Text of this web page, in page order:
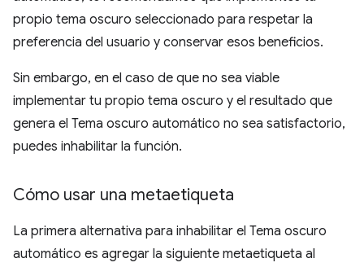
propio tema oscuro seleccionado para respetar la
preferencia del usuario y conservar esos beneficios.
Sin embargo, en el caso de que no sea viable
implementar tu propio tema oscuro y el resultado que
genera el Tema oscuro automático no sea satisfactorio,
puedes inhabilitar la función.
Cómo usar una metaetiqueta
La primera alternativa para inhabilitar el Tema oscuro
automático es agregar la siguiente metaetiqueta al